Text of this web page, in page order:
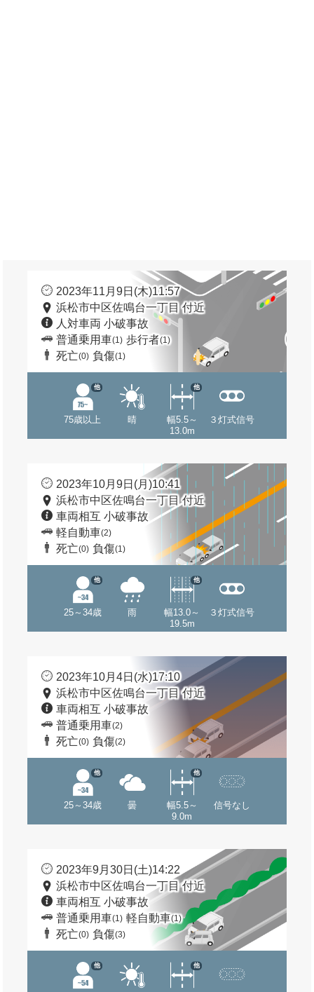
2023年11月9日(木)11:57
浜松市中区佐鳴台一丁目 付近
人対車両 小破事故
普通乗用車(1) 歩行者(1)
死亡(0) 負傷(1)
75歳以上
他
晴
幅5.5～
13.0m
他
３灯式信号
2023年10月9日(月)10:41
浜松市中区佐鳴台一丁目 付近
車両相互 小破事故
軽自動車(2)
死亡(0) 負傷(1)
25～34歳
他
雨
幅13.0～
19.5m
他
３灯式信号
2023年10月4日(水)17:10
浜松市中区佐鳴台一丁目 付近
車両相互 小破事故
普通乗用車(2)
死亡(0) 負傷(2)
25～34歳
他
曇
幅5.5～
9.0m
他
信号なし
2023年9月30日(土)14:22
浜松市中区佐鳴台一丁目 付近
車両相互 小破事故
普通乗用車(1) 軽自動車(1)
死亡(0) 負傷(3)
他 他